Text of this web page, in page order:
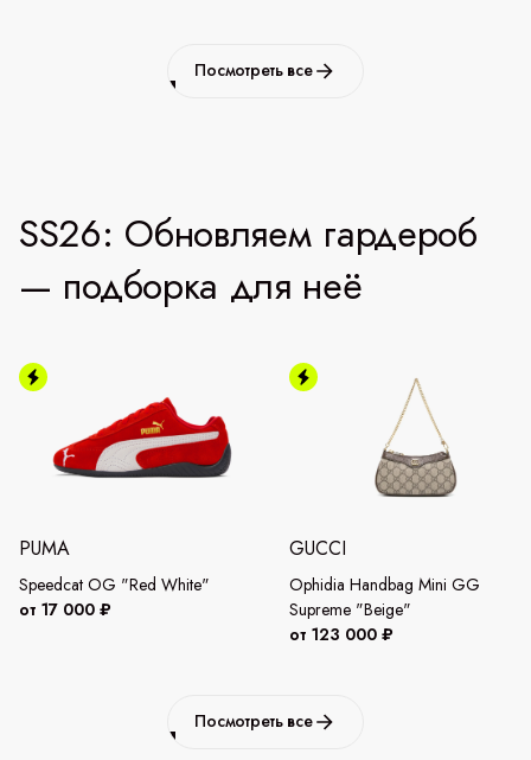
Посмотреть все
SS26: Обновляем гардероб
— подборка для неё
PUMA
Speedcat OG "Red White"
от 17 000 ₽
GUCCI
Ophidia Handbag Mini GG
Supreme "Beige"
от 123 000 ₽
Посмотреть все